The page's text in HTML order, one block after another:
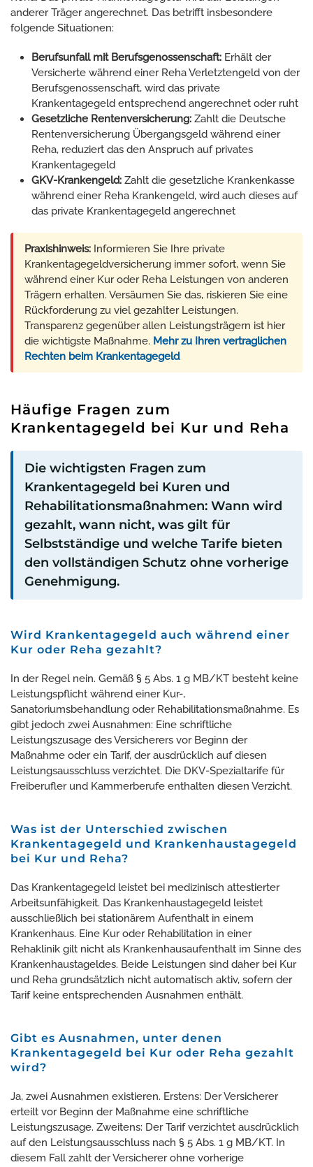
anderer Träger angerechnet. Das betrifft insbesondere
folgende Situationen:
Berufsunfall mit Berufsgenossenschaft: Erhält der
Versicherte während einer Reha Verletztengeld von der
Berufsgenossenschaft, wird das private
Krankentagegeld entsprechend angerechnet oder ruht
Gesetzliche Rentenversicherung: Zahlt die Deutsche
Rentenversicherung Übergangsgeld während einer
Reha, reduziert das den Anspruch auf privates
Krankentagegeld
GKV-Krankengeld: Zahlt die gesetzliche Krankenkasse
während einer Reha Krankengeld, wird auch dieses auf
das private Krankentagegeld angerechnet
Praxishinweis: Informieren Sie Ihre private
Krankentagegeldversicherung immer sofort, wenn Sie
während einer Kur oder Reha Leistungen von anderen
Trägern erhalten. Versäumen Sie das, riskieren Sie eine
Rückforderung zu viel gezahlter Leistungen.
Transparenz gegenüber allen Leistungsträgern ist hier
die wichtigste Maßnahme. Mehr zu Ihren vertraglichen
Rechten beim Krankentagegeld
Häufige Fragen zum
Krankentagegeld bei Kur und Reha
Die wichtigsten Fragen zum
Krankentagegeld bei Kuren und
Rehabilitationsmaßnahmen: Wann wird
gezahlt, wann nicht, was gilt für
Selbstständige und welche Tarife bieten
den vollständigen Schutz ohne vorherige
Genehmigung.
Wird Krankentagegeld auch während einer
Kur oder Reha gezahlt?
In der Regel nein. Gemäß § 5 Abs. 1 g MB/KT besteht keine
Leistungspflicht während einer Kur-,
Sanatoriumsbehandlung oder Rehabilitationsmaßnahme. Es
gibt jedoch zwei Ausnahmen: Eine schriftliche
Leistungszusage des Versicherers vor Beginn der
Maßnahme oder ein Tarif, der ausdrücklich auf diesen
Leistungsausschluss verzichtet. Die DKV-Spezialtarife für
Freiberufler und Kammerberufe enthalten diesen Verzicht.
Was ist der Unterschied zwischen
Krankentagegeld und Krankenhaustagegeld
bei Kur und Reha?
Das Krankentagegeld leistet bei medizinisch attestierter
Arbeitsunfähigkeit. Das Krankenhaustagegeld leistet
ausschließlich bei stationärem Aufenthalt in einem
Krankenhaus. Eine Kur oder Rehabilitation in einer
Rehaklinik gilt nicht als Krankenhausaufenthalt im Sinne des
Krankenhaustageldes. Beide Leistungen sind daher bei Kur
und Reha grundsätzlich nicht automatisch aktiv, sofern der
Tarif keine entsprechenden Ausnahmen enthält.
Gibt es Ausnahmen, unter denen
Krankentagegeld bei Kur oder Reha gezahlt
wird?
Ja, zwei Ausnahmen existieren. Erstens: Der Versicherer
erteilt vor Beginn der Maßnahme eine schriftliche
Leistungszusage. Zweitens: Der Tarif verzichtet ausdrücklich
auf den Leistungsausschluss nach § 5 Abs. 1 g MB/KT. In
diesem Fall zahlt der Versicherer ohne vorherige